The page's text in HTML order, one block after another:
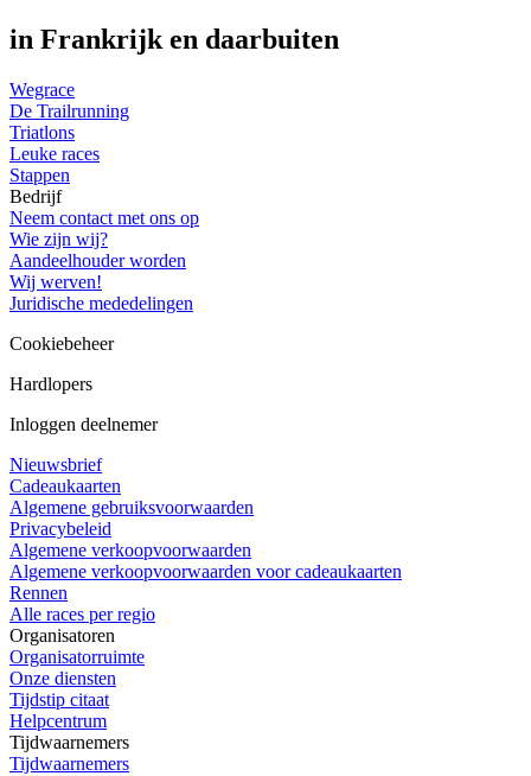
in Frankrijk en daarbuiten
Wegrace
De Trailrunning
Triatlons
Leuke races
Stappen
Bedrijf
Neem contact met ons op
Wie zijn wij?
Aandeelhouder worden
Wij werven!
Juridische mededelingen
Cookiebeheer
Hardlopers
Inloggen deelnemer
Nieuwsbrief
Cadeaukaarten
Algemene gebruiksvoorwaarden
Privacybeleid
Algemene verkoopvoorwaarden
Algemene verkoopvoorwaarden voor cadeaukaarten
Rennen
Alle races per regio
Organisatoren
Organisatorruimte
Onze diensten
Tijdstip citaat
Helpcentrum
Tijdwaarnemers
Tijdwaarnemers